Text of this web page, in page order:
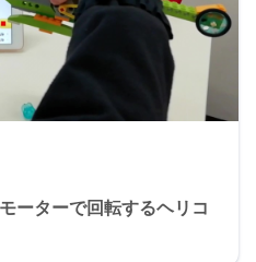
ーターで回転するヘリコ